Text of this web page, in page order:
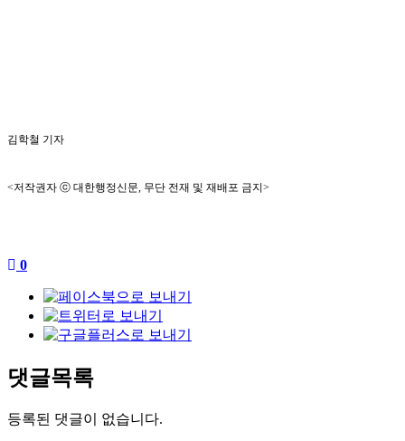
김학철 기자
<저작권자 ⓒ 대한행정신문, 무단 전재 및 재배포 금지>
0
댓글목록
등록된 댓글이 없습니다.